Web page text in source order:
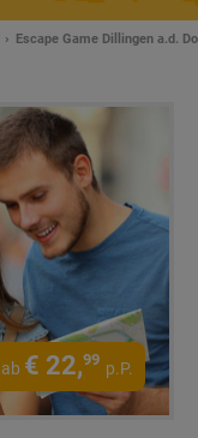
Escape Game Dillingen a.d.
ab € 22,99 p.P.